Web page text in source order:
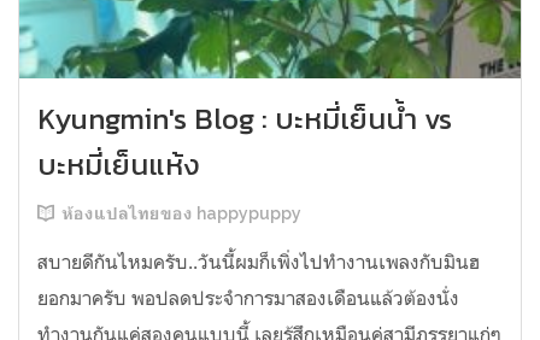
Kyungmin's Blog : บะหมี่เย็นน้ำ vs
บะหมี่เย็นแห้ง
ห้องแปลไทยของ happypuppy
สบายดีกันไหมครับ..วันนี้ผมก็เพิ่งไปทำงานเพลงกับมินฮ
ยอกมาครับ พอปลดประจำการมาสองเดือนแล้วต้องนั่ง
ทำงานกันแค่สองคนแบบนี้ เลยรู้สึกเหมือนคู่สามีภรรยาแก่ๆ